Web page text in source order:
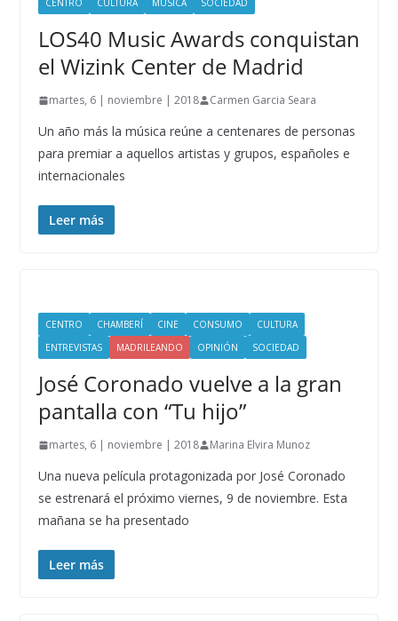
CENTRO CULTURA MÚSICA SOCIEDAD
LOS40 Music Awards conquistan
el Wizink Center de Madrid
martes, 6 | noviembre | 2018 Carmen Garcia Seara
Un año más la música reúne a centenares de personas
para premiar a aquellos artistas y grupos, españoles e
internacionales
Leer más
CENTRO CHAMBERÍ CINE CONSUMO
CULTURA
ENTREVISTAS
MADRILEANDO OPINIÓN SOCIEDAD
José Coronado vuelve a la gran
pantalla con “Tu hijo”
martes, 6 | noviembre | 2018 Marina Elvira Munoz
Una nueva película protagonizada por José Coronado
se estrenará el próximo viernes, 9 de noviembre. Esta
mañana se ha presentado
Leer más